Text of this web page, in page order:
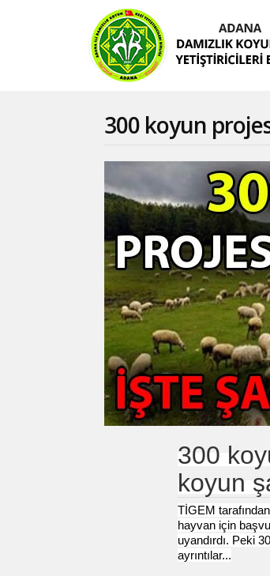
300 koyun
300
koyun
TİGEM
hayvan için
uyandırdı. Peki
ayrıntılar...